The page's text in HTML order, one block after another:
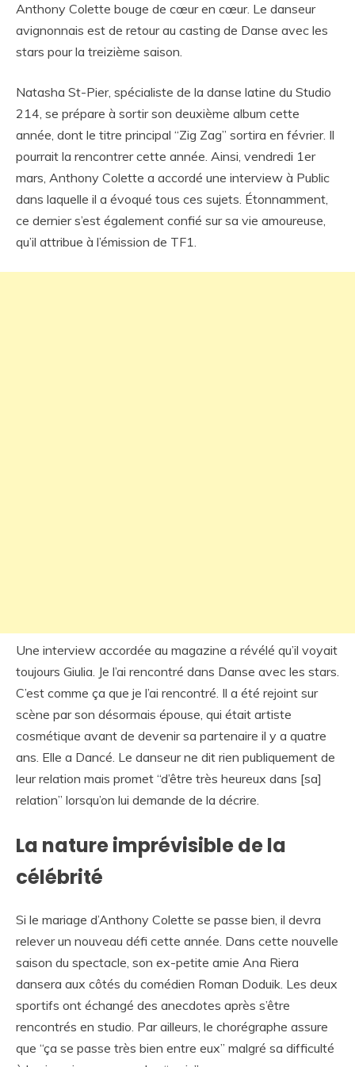
Anthony Colette bouge de cœur en cœur. Le danseur
avignonnais est de retour au casting de Danse avec les
stars pour la treizième saison.
Natasha St-Pier, spécialiste de la danse latine du Studio
214, se prépare à sortir son deuxième album cette
année, dont le titre principal “Zig Zag” sortira en février. Il
pourrait la rencontrer cette année. Ainsi, vendredi 1er
mars, Anthony Colette a accordé une interview à Public
dans laquelle il a évoqué tous ces sujets. Étonnamment,
ce dernier s’est également confié sur sa vie amoureuse,
qu’il attribue à l’émission de TF1.
Une interview accordée au magazine a révélé qu’il voyait
toujours Giulia. Je l’ai rencontré dans Danse avec les stars.
C’est comme ça que je l’ai rencontré. Il a été rejoint sur
scène par son désormais épouse, qui était artiste
cosmétique avant de devenir sa partenaire il y a quatre
ans. Elle a Dancé. Le danseur ne dit rien publiquement de
leur relation mais promet “d’être très heureux dans [sa]
relation” lorsqu’on lui demande de la décrire.
La nature imprévisible de la
célébrité
Si le mariage d’Anthony Colette se passe bien, il devra
relever un nouveau défi cette année. Dans cette nouvelle
saison du spectacle, son ex-petite amie Ana Riera
dansera aux côtés du comédien Roman Doduik. Les deux
sportifs ont échangé des anecdotes après s’être
rencontrés en studio. Par ailleurs, le chorégraphe assure
que “ça se passe très bien entre eux” malgré sa difficulté